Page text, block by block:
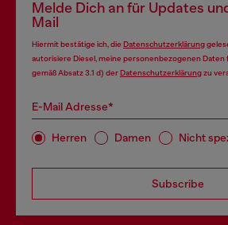
Melde Dich an für Updates
Mail
Hiermit bestätige ich, die Datenschutzerklärung
autorisiere Diesel, meine personenbezogenen Daten
gemäß Absatz 3.1 d) derDatenschutzerklärungzu
E-Mail Adresse*
Herren Damen Nicht
Subscribe